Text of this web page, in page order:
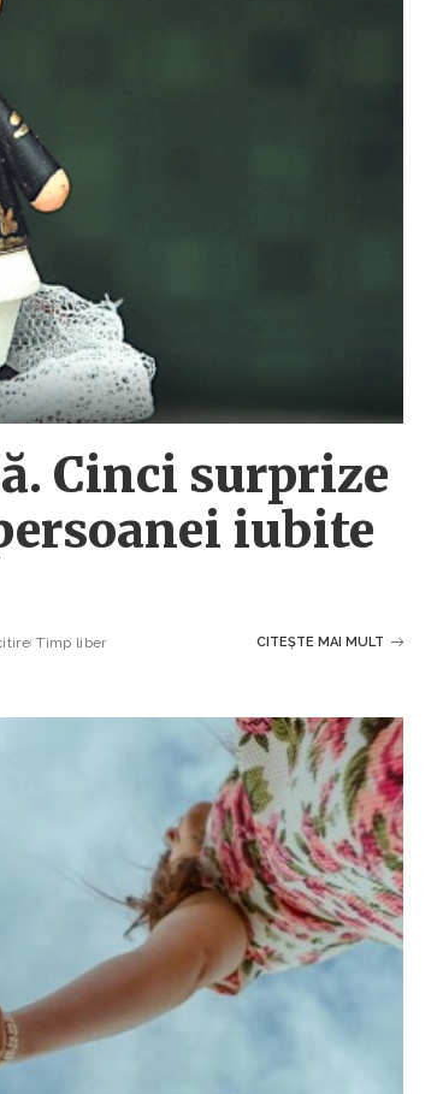
Cinci surprize
iubite
Timp liber CITEȘTE MAI MULT